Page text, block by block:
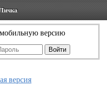
версию
версия